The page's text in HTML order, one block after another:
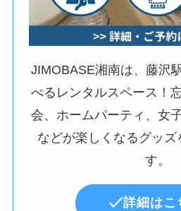
JIMOBASE湘南は、藤沢
べるレンタルスペース！
会、ホームパーティ、女
などが楽しくなるグッズ
す。
詳細はこ